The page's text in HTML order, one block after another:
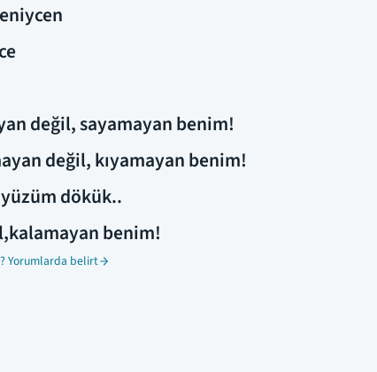
değil, sayamayan benim!
değil, kıyamayan benim!
dökük..
benim!
Yorumlarda belirt